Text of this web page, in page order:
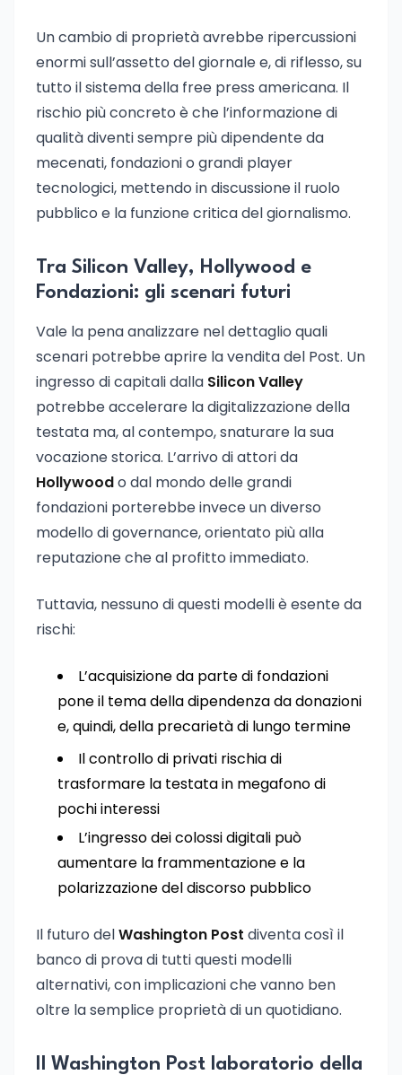
Un cambio di proprietà avrebbe ripercussioni
enormi sull’assetto del giornale e, di riflesso, su
tutto il sistema della free press americana. Il
rischio più concreto è che l’informazione di
qualità diventi sempre più dipendente da
mecenati, fondazioni o grandi player
tecnologici, mettendo in discussione il ruolo
pubblico e la funzione critica del giornalismo.
Tra Silicon Valley, Hollywood e
Fondazioni: gli scenari futuri
Vale la pena analizzare nel dettaglio quali
scenari potrebbe aprire la vendita del Post. Un
ingresso di capitali dalla Silicon Valley
potrebbe accelerare la digitalizzazione della
testata ma, al contempo, snaturare la sua
vocazione storica. L’arrivo di attori da
Hollywoodo dal mondo delle grandi
fondazioni porterebbe invece un diverso
modello di governance, orientato più alla
reputazione che al profitto immediato.
Tuttavia, nessuno di questi modelli è esente da
rischi:
L’acquisizione da parte di fondazioni
pone il tema della dipendenza da donazioni
e, quindi, della precarietà di lungo termine
Il controllo di privati rischia di
trasformare la testata in megafono di
pochi interessi
L’ingresso dei colossi digitali può
aumentare la frammentazione e la
polarizzazione del discorso pubblico
Il futuro delWashington Post diventa così il
banco di prova di tutti questi modelli
alternativi, con implicazioni che vanno ben
oltre la semplice proprietà di un quotidiano.
Il Washington Post laboratorio della